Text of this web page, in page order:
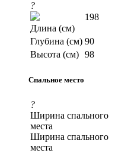
?
Длина (см)
198
Глубина (см) 90
Высота (см) 98
Спальное место
?
Ширина спального
места
Ширина спального
места